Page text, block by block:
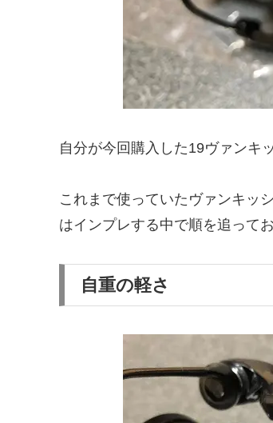
自分が今回購入した19ヴァンキ
これまで使っていたヴァンキッ
はインプレする中で順を追って
自重の軽さ